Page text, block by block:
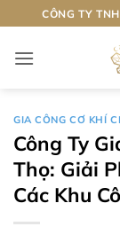
qua
nội
CÔNG TY
GIA CÔNG CƠ KHÍ
Công Ty
Thọ: Giải
Các Khu